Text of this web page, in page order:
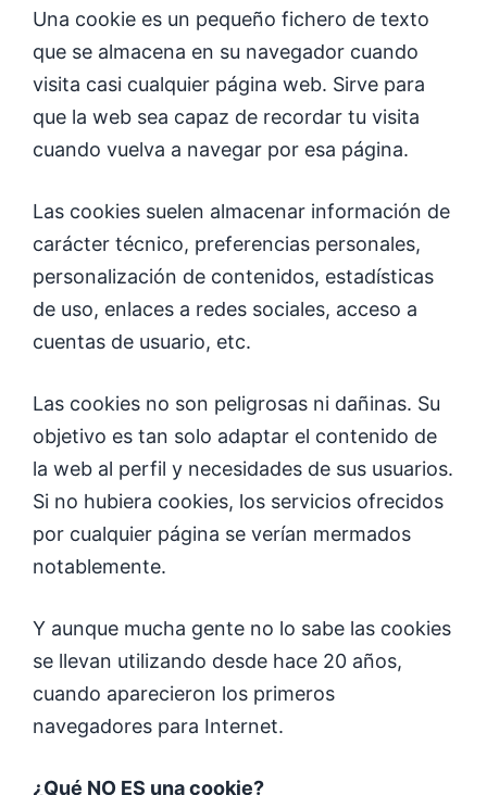
Una cookie es un pequeño fichero de texto
que se almacena en su navegador cuando
visita casi cualquier página web. Sirve para
que la web sea capaz de recordar tu visita
cuando vuelva a navegar por esa página.
Las cookies suelen almacenar información de
carácter técnico, preferencias personales,
personalización de contenidos, estadísticas
de uso, enlaces a redes sociales, acceso a
cuentas de usuario, etc.
Las cookies no son peligrosas ni dañinas. Su
objetivo es tan solo adaptar el contenido de
la web al perfil y necesidades de sus usuarios.
Si no hubiera cookies, los servicios ofrecidos
por cualquier página se verían mermados
notablemente.
Y aunque mucha gente no lo sabe las cookies
se llevan utilizando desde hace 20 años,
cuando aparecieron los primeros
navegadores para Internet.
¿Qué NO ES una cookie?